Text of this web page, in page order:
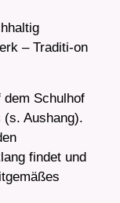
– Traditi-on
dem Schulhof
Aushang).
findet und